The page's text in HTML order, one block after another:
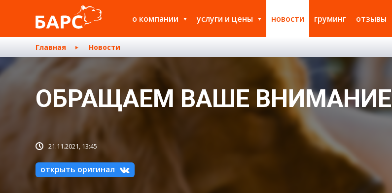
о компании услуги и цены новости груминг отзывы
Главная Новости
ОБРАЩАЕМ ВАШЕ ВНИМАНИЕ
21.11.2021, 13:45
открыть оригинал